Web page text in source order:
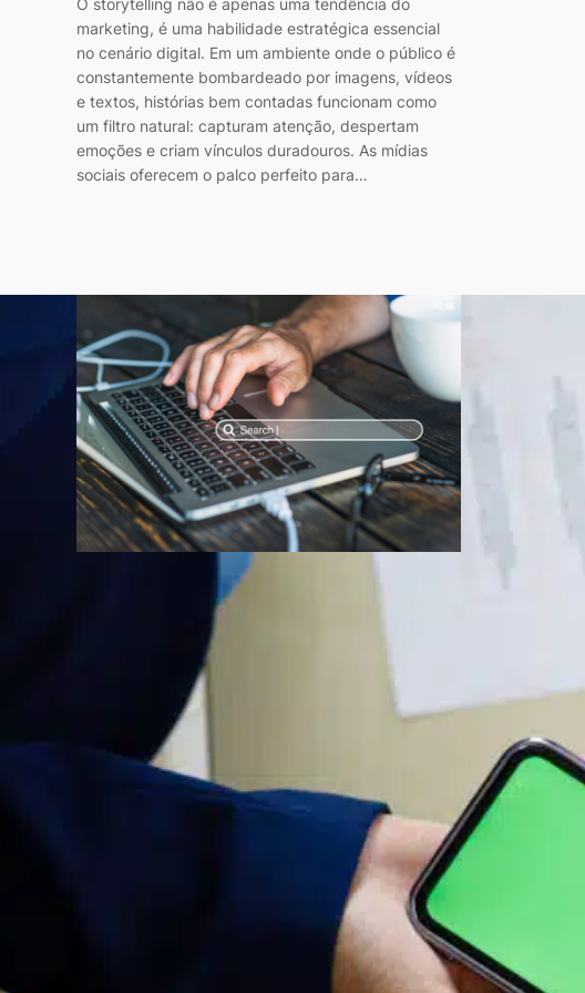
O storytelling não é apenas uma tendência do
marketing, é uma habilidade estratégica essencial
no cenário digital. Em um ambiente onde o público é
constantemente bombardeado por imagens, vídeos
e textos, histórias bem contadas funcionam como
um filtro natural: capturam atenção, despertam
emoções e criam vínculos duradouros. As mídias
sociais oferecem o palco perfeito para…
Atualizações do algoritmo
do Google: o que elas
significam para marcas e
profissionais de marketing?
Digital Marketing